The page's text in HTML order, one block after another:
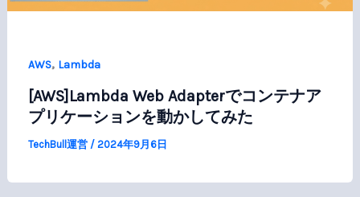
AWS, Lambda
[AWS]Lambda Web Adapterでコンテナア
プリケーションを動かしてみた
TechBull運営 / 2024年9月6日